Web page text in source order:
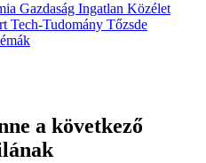
Gazdaság Ingatlan Közélet
Tech-Tudomány Tőzsde
a következő